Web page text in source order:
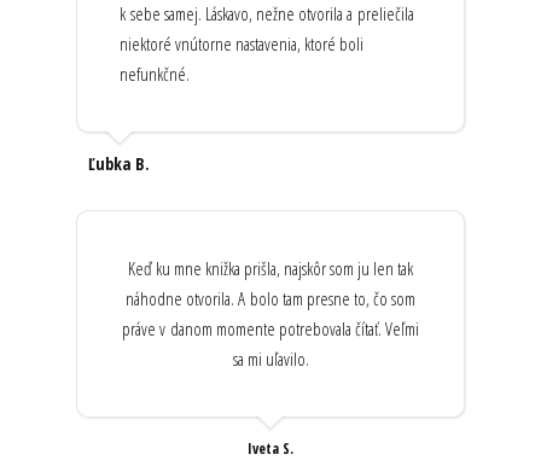
k sebe samej. Láskavo, nežne otvorila a preliečila
niektoré vnútorne nastavenia, ktoré boli
nefunkčné.
Ľubka B.
Keď ku mne knižka prišla, najskôr som ju len tak
náhodne otvorila. A bolo tam presne to, čo som
práve v danom momente potrebovala čítať. Veľmi
sa mi uľavilo.
Iveta S.